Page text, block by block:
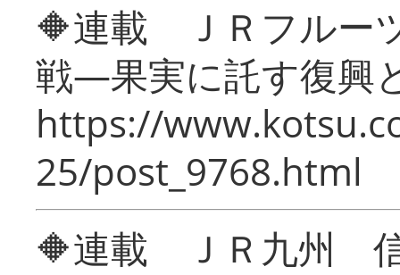
🔶連載 ＪＲフルー
戦―果実に託す復興
https://
25/post_9768.html
🔶連載 ＪＲ九州 信